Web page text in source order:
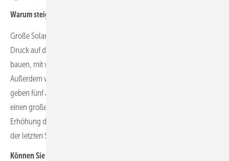
Warum steigt die Nachfrage gerade jetzt?
Große Solarprojekte nehmen in Europa deutlich an Fahrt auf. Der
Druck auf die EPCs wächst, schnell und mit geringen Ressourcen zu
bauen, mit wenig Personal und reduzierten Arbeitskosten.
Außerdem wird das Thema Zuverlässigkeit immer wichtiger. Wir
geben fünf Jahre Garantie, auch auf die Verkabelungsstruktur, was
einen großen Einfluss auf die Senkung der Betriebskosten und die
Erhöhung der Anlagenerträge hat. Denn die Verkabelung ist oft eine
der letzten Schwachstellen in Solarparks.
Können Sie beziffern, um wie viel die Investitionskosten großer